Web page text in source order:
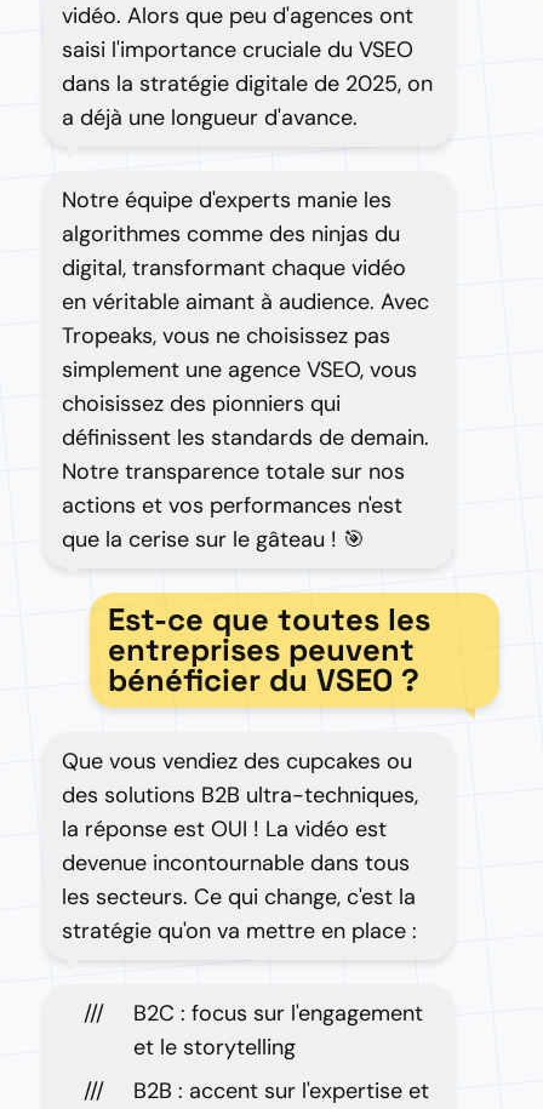
vidéo. Alors que peu d'agences ont
saisi l'importance cruciale du VSEO
dans la stratégie digitale de 2025, on
a déjà une longueur d'avance.
Notre équipe d'experts manie les
algorithmes comme des ninjas du
digital, transformant chaque vidéo
en véritable aimant à audience. Avec
Tropeaks, vous ne choisissez pas
simplement une agence VSEO, vous
choisissez des pionniers qui
définissent les standards de demain.
Notre transparence totale sur nos
actions et vos performances n'est
que la cerise sur le gâteau ! 🎯
Est-ce que toutes les
entreprises peuvent
bénéficier du VSEO ?
Que vous vendiez des cupcakes ou
des solutions B2B ultra-techniques,
la réponse est OUI ! La vidéo est
devenue incontournable dans tous
les secteurs. Ce qui change, c'est la
stratégie qu'on va mettre en place :
B2C : focus sur l'engagement
et le storytelling
B2B : accent sur l'expertise et